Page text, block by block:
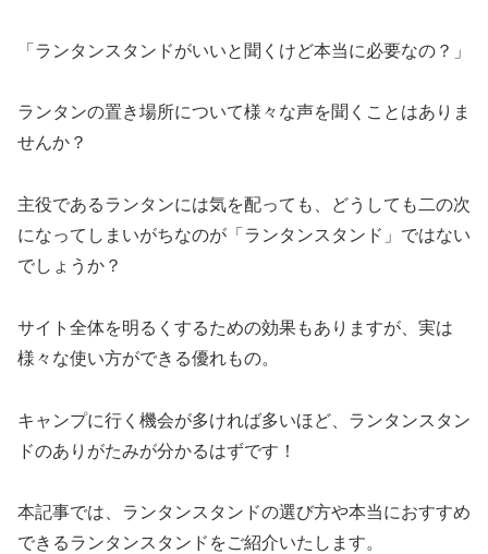
「ランタンスタンドがいいと聞くけど本当に必要なの？」
ランタンの置き場所について様々な声を聞くことはありま
せんか？
主役であるランタンには気を配っても、どうしても二の次
になってしまいがちなのが「ランタンスタンド」ではない
でしょうか？
サイト全体を明るくするための効果もありますが、実は
様々な使い方ができる優れもの。
キャンプに行く機会が多ければ多いほど、ランタンスタン
ドのありがたみが分かるはずです！
本記事では、ランタンスタンドの選び方や本当におすすめ
できるランタンスタンドをご紹介いたします。